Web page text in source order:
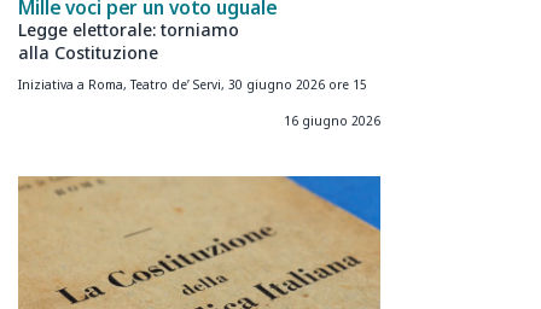
Mille voci per un voto uguale
Legge elettorale: torniamo
alla Costituzione
Iniziativa a Roma, Teatro de’ Servi, 30 giugno 2026 ore 15
16 giugno 2026